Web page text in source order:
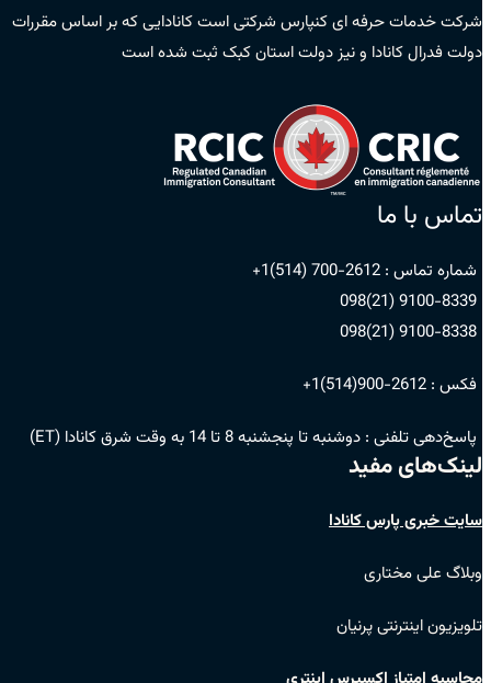
شرکت خدمات حرفه ای کنپارس شرکتی است کانادایی که بر اساس مقررات
دولت فدرال کانادا و نیز دولت استان کبک ثبت شده است
تماس با ما
شماره تماس : 2612-700 (514)1+
9100-8339 (21)098
9100-8338 (21)098
فکس : 2612-900(514)1+
پاسخ‌دهی تلفنی : دوشنبه تا پنجشنبه 8 تا 14 به وقت شرق کانادا (ET)
لینک‌های مفید
سایت خبری پارس کانادا
وبلاگ علی مختاری
تلویزیون اینترنتی پرنیان